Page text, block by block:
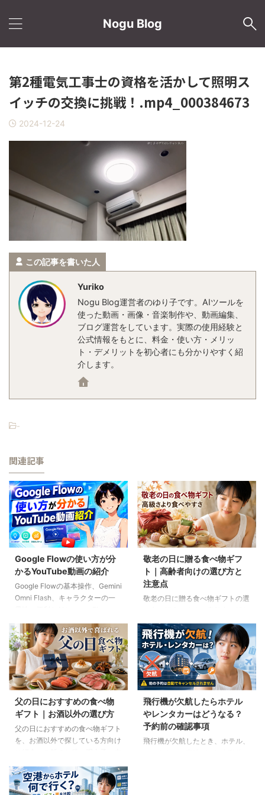
Nogu Blog
第2種電気工事士の資格を活かして照明ス
イッチの交換に挑戦！.mp4_000384673
2024-12-24
この記事を書いた人
Yuriko
Nogu Blog運営者のゆり子です。AIツールを
使った動画・画像・音楽制作や、動画編集、
ブログ運営をしています。実際の使用経験と
公式情報をもとに、料金・使い方・メリッ
ト・デメリットを初心者にも分かりやすく紹
介します。
-
関連記事
Google Flowの使い方が分
かるYouTube動画の紹介
Google Flowの基本操作、Gemini
Omni Flash、キャラクターの一
研究室の長編動画18本を、目的別
に分かりやすく紹介します。
敬老の日に贈る食べ物ギフ
ト｜高齢者向けの選び方と
注意点
敬老の日に贈る食べ物ギフトの選
力や好み、食事制限、保存方法に
配慮しながら、和菓子、スープ、
ご飯のお供、やわらか食などの候
補をわかりやすく解説します。
父の日におすすめの食べ物
ギフト｜お酒以外の選び方
父の日におすすめの食べ物ギフト
を、お酒以外で探している方向け
など、父の好みに合わせた選び方
と注意点を解説します。
飛行機が欠航したらホテル
やレンタカーはどうなる？
予約前の確認事項
飛行機が欠航したとき、ホテル、